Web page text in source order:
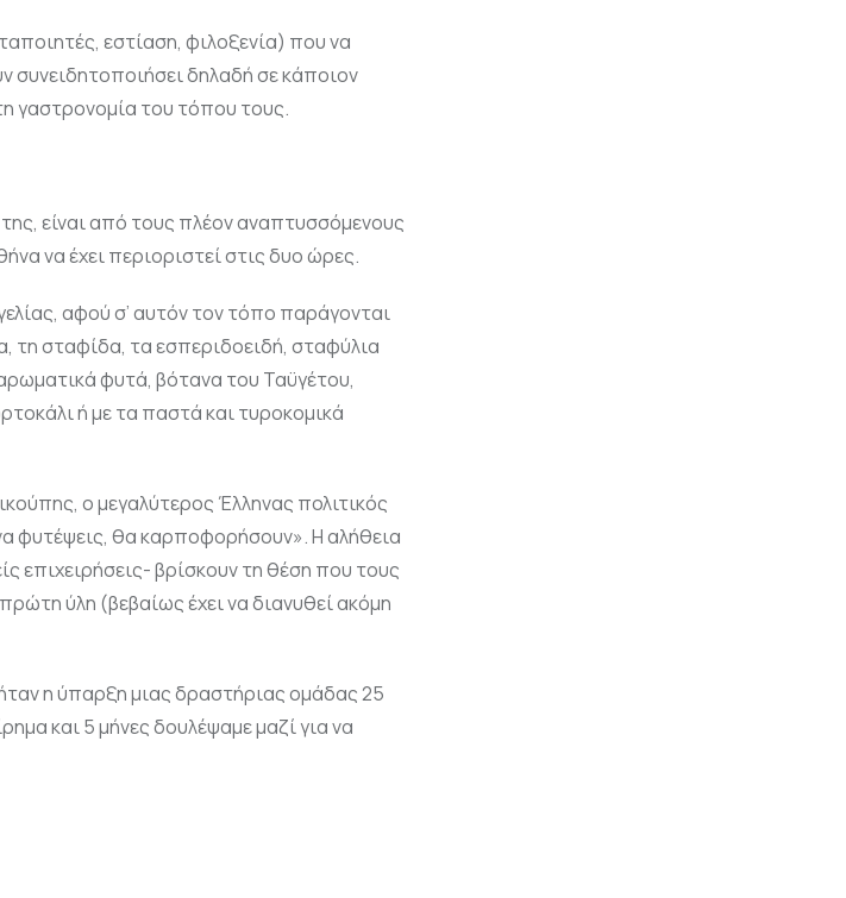
εστίαση, φιλοξενία) που να
συνειδητοποιήσει δηλαδή σε κάποιον
γαστρονομία του τόπου τους.
είναι από τους πλέον αναπτυσσόμενους
να έχει περιοριστεί στις δυο ώρες.
αφού σ’ αυτόν τον τόπο παράγονται
τη σταφίδα, τα εσπεριδοειδή, σταφύλια
φυτά, βότανα του Ταϋγέτου,
ή με τα παστά και τυροκομικά
ο μεγαλύτερος Έλληνας πολιτικός
φυτέψεις, θα καρποφορήσουν». Η αλήθεια
επιχειρήσεις- βρίσκουν τη θέση που τους
ύλη (βεβαίως έχει να διανυθεί ακόμη
η ύπαρξη μιας δραστήριας ομάδας 25
και 5 μήνες δουλέψαμε μαζί για να